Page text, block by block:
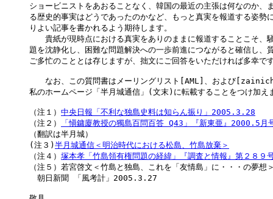
ショービニストをあおることなく、韓国の最近の主張は何なのか、
る歴史的事実はどうであったのかなど、もっと真実を報道する姿勢
りよい記事を書かれるよう期待します。
貴紙が現時点における真実をありのままに報道することこそ、
題を沈静化し、困難な問題解決への一歩前進につながると確信し、
ご多忙のこととは存じますが、拙文にご回答をいただければ多幸で
なお、この質問書はメーリングリスト[AML]、および
私のホームページ「半月城通信」(文末)に転載することをつけ加え
（注１） 中央日報「不利な独島史料は知らん振り」2005.3.28
（注２）
「愼鏞廈教授の獨島百問百答 Q43」『新東亜』2000.5月
（翻訳は半月城）
(注３) 半月城通信＜明治時代における松島、竹島放棄＞
（注４） 塚本孝「竹島領有権問題の経緯」『調査と情報』第２８
（注５）若宮啓文＜竹島と独島、これを「友情島」に・・・の夢想
朝日新聞 「風考計」2005.3.27